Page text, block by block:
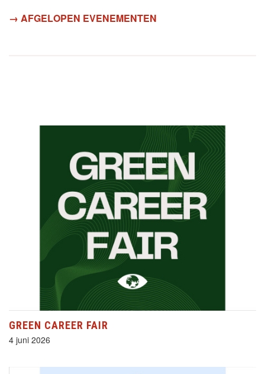
→ AFGELOPEN EVENEMENTEN
GREEN CAREER FAIR
4 juni 2026